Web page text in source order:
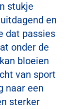
stukje
en
dat passies
onder de
bloeien
van sport
naar een
sterker